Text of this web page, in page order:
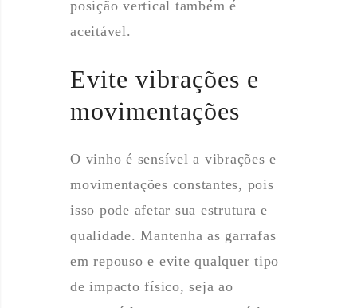
posição vertical também é
aceitável.
Evite vibrações e
movimentações
O vinho é sensível a vibrações e
movimentações constantes, pois
isso pode afetar sua estrutura e
qualidade. Mantenha as garrafas
em repouso e evite qualquer tipo
de impacto físico, seja ao